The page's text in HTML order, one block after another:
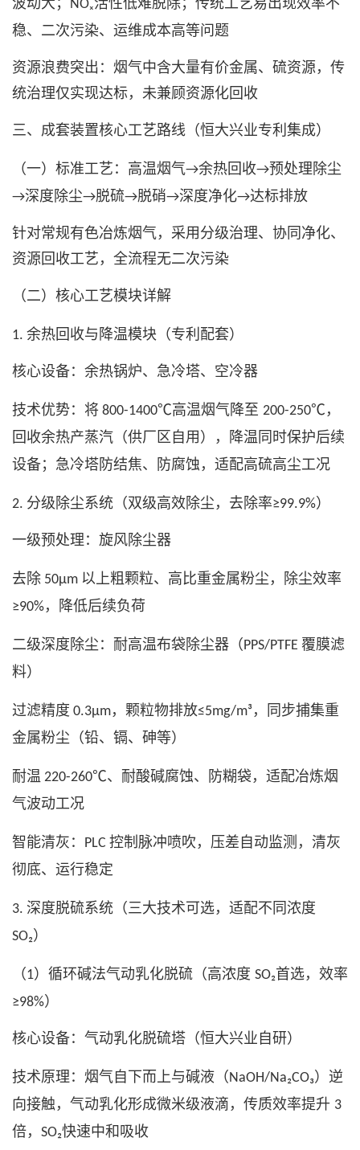
波动大； NOₓ活性低难脱除；传统工艺易出现效率不
稳、二次污染、运维成本高等问题
资源浪费突出：烟气中含大量有价金属、硫资源，传
统治理仅实现达标，未兼顾资源化回收
三、成套装置核心工艺路线（恒大兴业专利集成）
（一）标准工艺：高温烟气→余热回收→预处理除尘
→深度除尘→脱硫→脱硝→深度净化→达标排放
针对常规有色冶炼烟气，采用分级治理、协同净化、
资源回收工艺，全流程无二次污染
（二）核心工艺模块详解
1. 余热回收与降温模块（专利配套）
核心设备：余热锅炉、急冷塔、空冷器
技术优势：将 800-1400℃高温烟气降至 200-250℃ ，
回收余热产蒸汽（供厂区自用），降温同时保护后续
设备；急冷塔防结焦、防腐蚀，适配高硫高尘工况
2. 分级除尘系统（双级高效除尘，去除率≥99.9%）
一级预处理：旋风除尘器
去除 50μm 以上粗颗粒、高比重金属粉尘，除尘效率
≥90%，降低后续负荷
二级深度除尘：耐高温布袋除尘器（PPS/PTFE 覆膜滤
料）
过滤精度 0.3μm，颗粒物排放≤5mg/m³，同步捕集重
金属粉尘（铅、镉、砷等）
耐温 220-260℃、耐酸碱腐蚀、防糊袋，适配冶炼烟
气波动工况
智能清灰： PLC 控制脉冲喷吹，压差自动监测，清灰
彻底、运行稳定
3. 深度脱硫系统（三大技术可选，适配不同浓度
SO₂）
（1）循环碱法气动乳化脱硫（高浓度 SO₂首选，效率
≥98%）
核心设备：气动乳化脱硫塔（恒大兴业自研）
技术原理：烟气自下而上与碱液（NaOH/Na₂CO₃）逆
向接触，气动乳化形成微米级液滴，传质效率提升 3
倍， SO₂快速中和吸收